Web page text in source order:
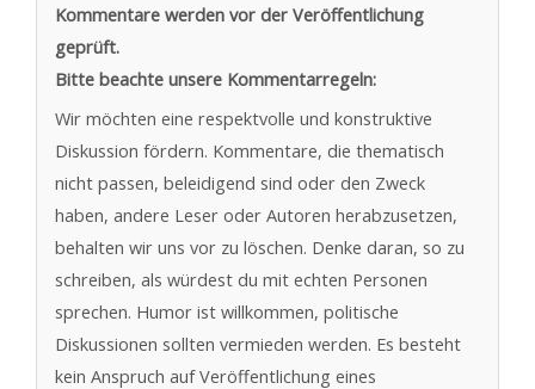
Kommentare werden vor der Veröffentlichung
geprüft.
Bitte beachte unsere Kommentarregeln:
Wir möchten eine respektvolle und konstruktive
Diskussion fördern. Kommentare, die thematisch
nicht passen, beleidigend sind oder den Zweck
haben, andere Leser oder Autoren herabzusetzen,
behalten wir uns vor zu löschen. Denke daran, so zu
schreiben, als würdest du mit echten Personen
sprechen. Humor ist willkommen, politische
Diskussionen sollten vermieden werden. Es besteht
kein Anspruch auf Veröffentlichung eines